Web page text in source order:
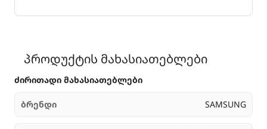
პროდუქტის მახასიათებლები
ძირითადი მახასიათებლები
ბრენდი SAMSUNG